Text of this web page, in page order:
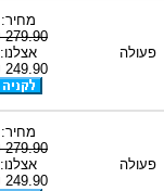
פעולה
מחיר:
279.90 ₪
אצלנו:
249.90 ₪
פעולה
מחיר:
279.90 ₪
אצלנו:
249.90 ₪